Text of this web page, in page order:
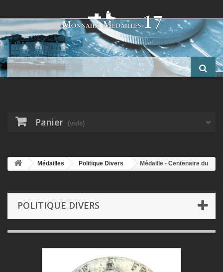
Panier (vide)
Médailles Politique Divers
Médaille - Centenaire du
POLITIQUE DIVERS